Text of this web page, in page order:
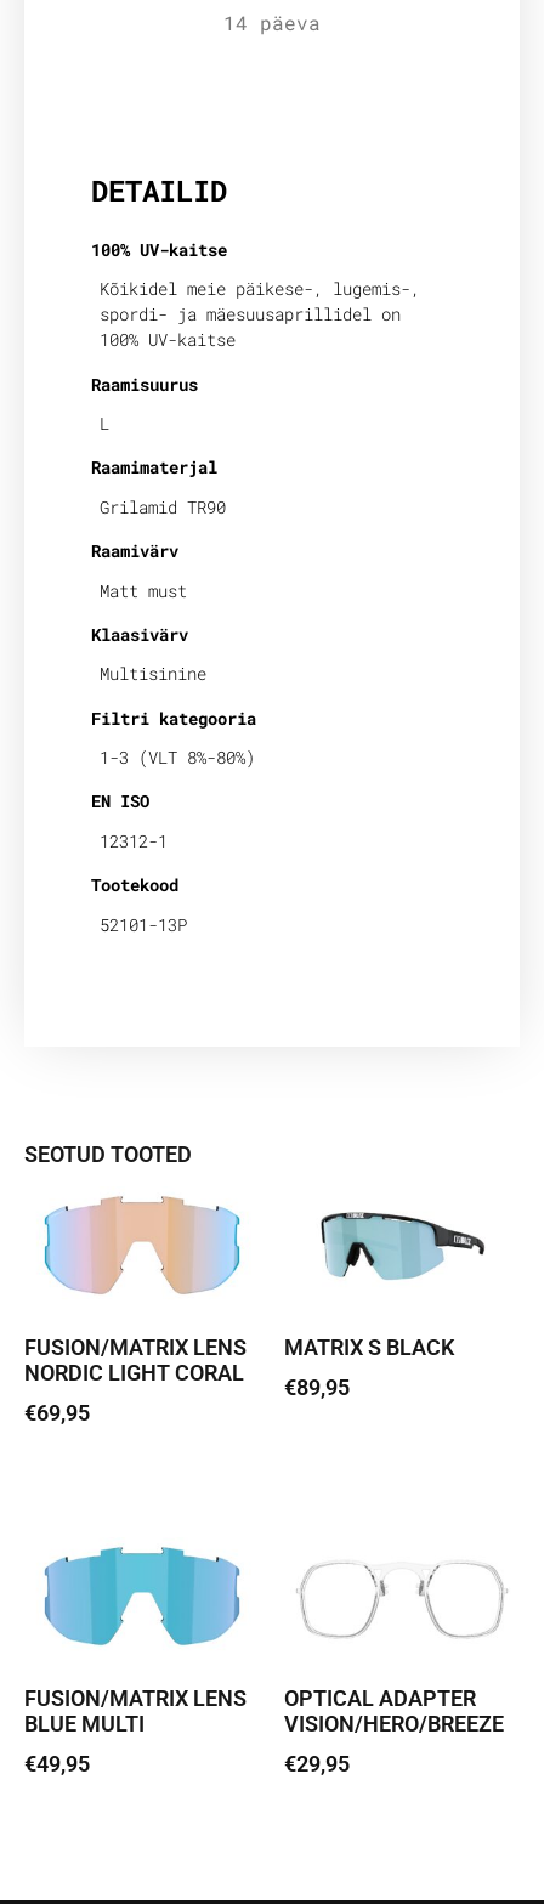
14 päeva
DETAILID
100% UV-kaitse
Kõikidel meie päikese-, lugemis-,
spordi- ja mäesuusaprillidel on
100% UV-kaitse
Raamisuurus
L
Raamimaterjal
Grilamid TR90
Raamivärv
Matt must
Klaasivärv
Multisinine
Filtri kategooria
1-3 (VLT 8%-80%)
EN ISO
12312-1
Tootekood
52101-13P
SEOTUD TOOTED
FUSION/MATRIX LENS
NORDIC LIGHT CORAL
€69,95
MATRIX S BLACK
€89,95
FUSION/MATRIX LENS
BLUE MULTI
€49,95
OPTICAL ADAPTER
VISION/HERO/BREEZE
€29,95